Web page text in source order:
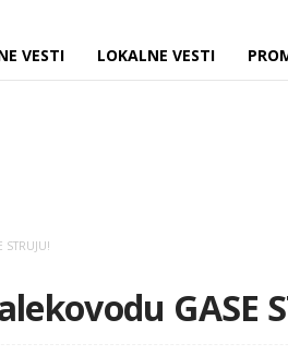
VESTI LOKALNE VESTI
STRUJU!
GASE